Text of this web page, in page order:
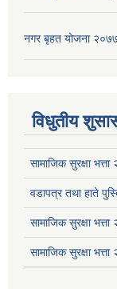
नगर बृहत योजना
विधुतीय
सामाजिक सुरक्षा
वडापत्र तथा हाते
सामाजिक सुरक्षा
सामाजिक सुरक्षा